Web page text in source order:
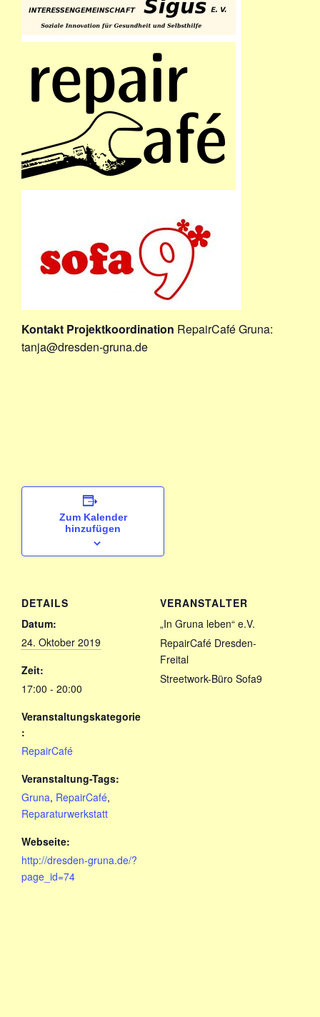
Kontakt Projektkoordination RepairCafé Gruna:
tanja@dresden-gruna.de
Zum Kalender
hinzufügen
DETAILS
Datum:
24. Oktober 2019
Zeit:
17:00 - 20:00
Veranstaltungskategorie
:
RepairCafé
Veranstaltung-Tags:
Gruna, RepairCafé,
Reparaturwerkstatt
Webseite:
http://dresden-gruna.de/?
page_id=74
VERANSTALTER
„In Gruna leben“ e.V.
RepairCafé Dresden-
Freital
Streetwork-Büro Sofa9